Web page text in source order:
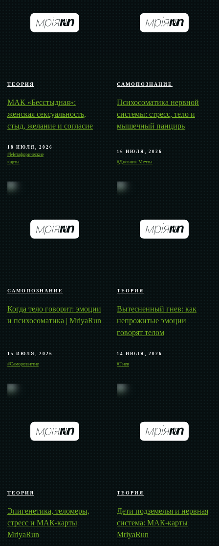
ТЕОРИЯ
МАК «Бесстыдная»:
женская сексуальность,
стыд, желание и согласие
18 ИЮЛЯ, 2026
#Метафорические
карты
САМОПОЗНАНИЕ
Психосоматика нервной
системы: стресс, тело и
мышечный панцирь
16 ИЮЛЯ, 2026
#Дневник Мечты
САМОПОЗНАНИЕ
Когда тело говорит: эмоции
и психосоматика | MriyaRun
15 ИЮЛЯ, 2026
#Саморозвитие
ТЕОРИЯ
Вытесненный гнев: как
непрожитые эмоции
говорят телом
14 ИЮЛЯ, 2026
#Гнев
ТЕОРИЯ
Эпигенетика, теломеры,
стресс и МАК-карты
MriyaRun
ТЕОРИЯ
Дети подземелья и нервная
система: МАК-карты
MriyaRun